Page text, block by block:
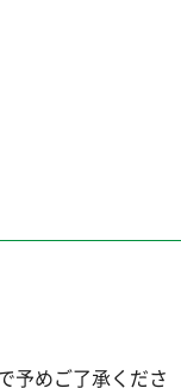
予めご了承くださ